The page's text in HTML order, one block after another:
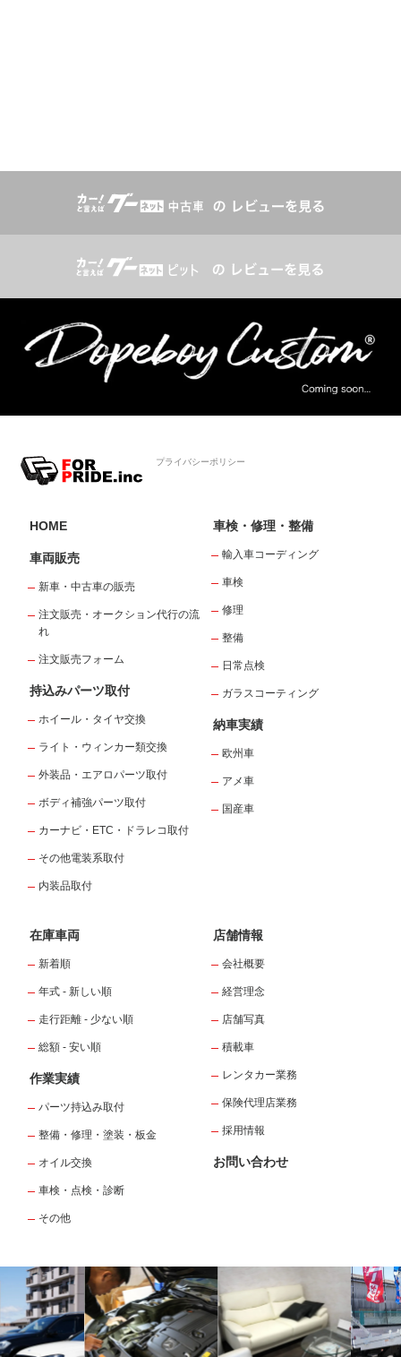
プライバシーポリシー
HOME
車両販売
新車・中古車の販売
注文販売・オークション代行の流
れ
注文販売フォーム
持込みパーツ取付
ホイール・タイヤ交換
ライト・ウィンカー類交換
外装品・エアロパーツ取付
ボディ補強パーツ取付
カーナビ・ETC・ドラレコ取付
その他電装系取付
内装品取付
車検・修理・整備
輸入車コーディング
車検
修理
整備
日常点検
ガラスコーティング
納車実績
欧州車
アメ車
国産車
在庫車両
新着順
年式 - 新しい順
走行距離 - 少ない順
総額 - 安い順
作業実績
パーツ持込み取付
整備・修理・塗装・板金
オイル交換
車検・点検・診断
その他
店舗情報
会社概要
経営理念
店舗写真
積載車
レンタカー業務
保険代理店業務
採用情報
お問い合わせ